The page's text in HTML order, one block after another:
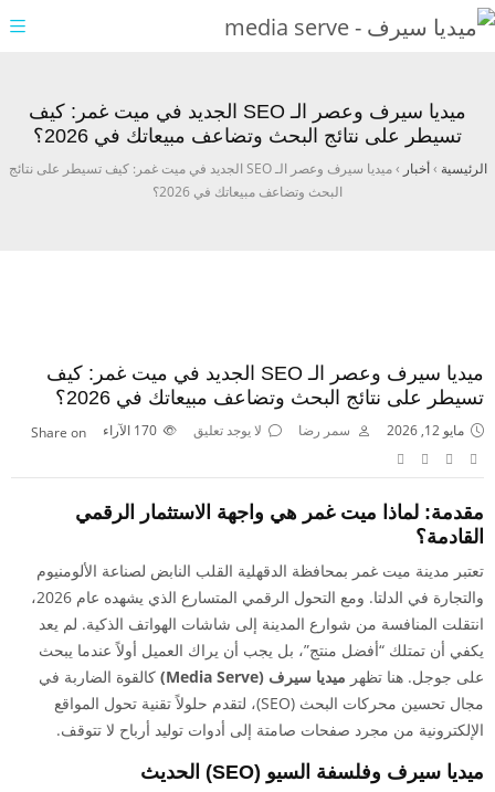
ميديا سيرف وعصر الـ SEO الجديد في ميت غمر: كيف
تسيطر على نتائج البحث وتضاعف مبيعاتك في 2026؟
الرئيسية ›أخبار ›
ميديا سيرف وعصر الـ SEO الجديد في ميت غمر: كيف تسيطر على نتائج
البحث وتضاعف مبيعاتك في 2026؟
ميديا سيرف وعصر الـ SEO الجديد في ميت غمر: كيف
تسيطر على نتائج البحث وتضاعف مبيعاتك في 2026؟
مايو 12, 2026 سمر رضا لا يوجد تعليق الآراء Share on
مقدمة: لماذا ميت غمر هي واجهة الاستثمار الرقمي
القادمة؟
تعتبر مدينة ميت غمر بمحافظة الدقهلية القلب النابض لصناعة الألومنيوم
والتجارة في الدلتا. ومع التحول الرقمي المتسارع الذي يشهده عام 2026،
انتقلت المنافسة من شوارع المدينة إلى شاشات الهواتف الذكية. لم يعد
يكفي أن تمتلك “أفضل منتج”، بل يجب أن يراك العميل أولاً عندما يبحث
على جوجل. هنا تظهر ميديا سيرف (Media Serve)
كالقوة الضاربة في
مجال تحسين محركات البحث (SEO)، لتقدم حلولاً تقنية تحول المواقع
الإلكترونية من مجرد صفحات صامتة إلى أدوات توليد أرباح لا تتوقف.
ميديا سيرف وفلسفة السيو (SEO) الحديث